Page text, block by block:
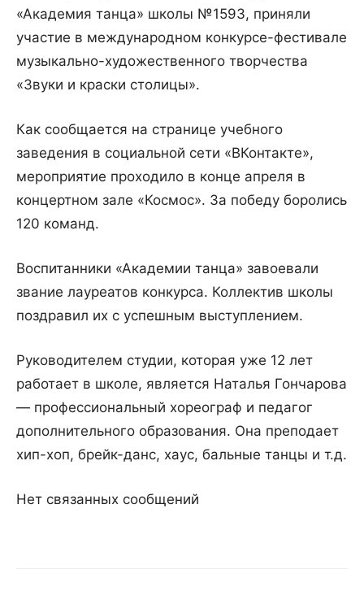
«Академия танца» школы №1593, приняли
участие в международном конкурсе-фестивале
музыкально-художественного творчества
«Звуки и краски столицы».
Как сообщается на странице учебного
заведения в социальной сети «ВКонтакте»,
мероприятие проходило в конце апреля в
концертном зале «Космос». За победу боролись
120 команд.
Воспитанники «Академии танца» завоевали
звание лауреатов конкурса. Коллектив школы
поздравил их с успешным выступлением.
Руководителем студии, которая уже 12 лет
работает в школе, является Наталья Гончарова
— профессиональный хореограф и педагог
дополнительного образования. Она преподает
хип-хоп, брейк-данс, хаус, бальные танцы и т.д.
Нет связанных сообщений